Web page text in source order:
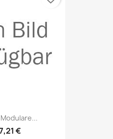
Modulare...
€